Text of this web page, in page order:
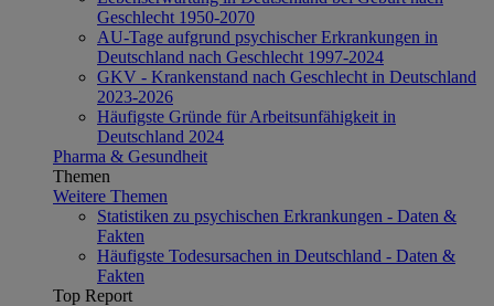
Geschlecht 1950-2070
AU-Tage aufgrund psychischer Erkrankungen in
Deutschland nach Geschlecht 1997-2024
GKV - Krankenstand nach Geschlecht in Deutschland
2023-2026
Häufigste Gründe für Arbeitsunfähigkeit in
Deutschland 2024
Pharma & Gesundheit
Themen
Weitere Themen
Statistiken zu psychischen Erkrankungen - Daten &
Fakten
Häufigste Todesursachen in Deutschland - Daten &
Fakten
Top Report